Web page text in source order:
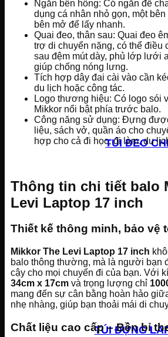
TÚI ĐEO
TÚI ĐỰNG
Ngăn bên hông: Có ngăn để
dụng cá nhân nhỏ gọn, một
bên mở để lấy nhanh.
Quai đeo, thân sau: Quai đeo
trợ di chuyển nặng, có thể điều
sau đệm mút dày, phủ lớp lưới
giúp chống nóng lưng.
Tích hợp dây đai cài vào cần
du lịch hoặc công tác.
Logo thương hiệu: Có logo sói
Mikkor nổi bật phía trước balo.
Công năng sử dụng: Đựng
liệu, sách vở, quần áo cho
hợp cho cả đi học, đi làm, du
Thông tin chi tiết balo
Levi Laptop 17 inch
Thiết kế thông minh, bảo vệ
Mikkor The Levi Laptop 17 inch
balo thông thường, mà là người bạn
cậy cho mọi chuyến đi của bạn. Với
34cm x 17cm và trọng lượng chỉ
mang đến sự cân bằng hoàn hảo
nhẹ nhàng, giúp bạn thoải mái di
Chất liệu cao cấp – Bền bỉ